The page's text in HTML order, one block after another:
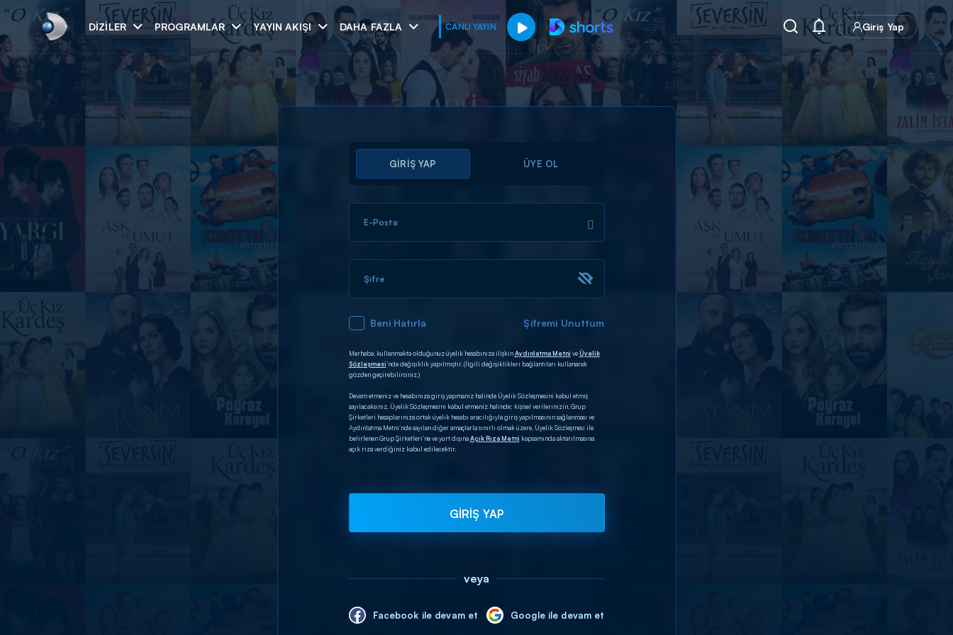
DIZILER PROGRAMLAR YAYIN AKIŞI DAHA FAZLA CANLI YAYIN Giriş Yap
Arama
ARAMA SONUÇLARI
GİRİŞ YAP ÜYE OL
E-Posta
Şifre
Beni Hatırla Şifremi Unuttum
Merhaba, kullanmakta olduğunuz üyelik hesabınıza ilişkinAydınlatma Metni veÜyelik
Sözleşmesi’nde değişiklik yapılmıştır. (İlgili değişiklikleri bağlantıları kullanarak
gözden geçirebilirsiniz.)
Devam etmeniz ve hesabınıza giriş yapmanız halinde Üyelik Sözleşmesini kabul etmiş
sayılacaksınız. Üyelik Sözleşmesini kabul etmeniz halinde; kişisel verilerinizin, Grup
Şirketleri hesaplarınıza ortak üyelik hesabı aracılığıyla giriş yapılmasının sağlanması ve
Aydınlatma Metni’nde sayılan diğer amaçlarla sınırlı olmak üzere, Üyelik Sözleşmesi ile
belirlenen Grup Şirketleri’ne ve yurt dışınaAçık Rıza Metni kapsamında aktarılmasına
açık rıza verdiğiniz kabul edilecektir.
GİRİŞ YAP
veya
Facebook ile devam et Google ile devam et